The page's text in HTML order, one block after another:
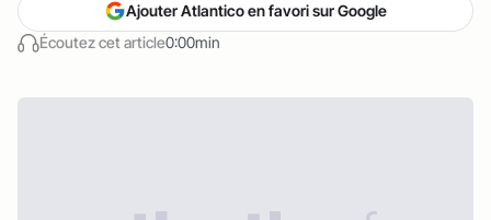
Écoutez cet article0:00min
Ajouter Atlantico en favori sur Google